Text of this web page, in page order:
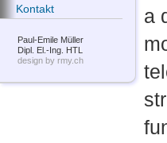
a
Kontakt
Paul-Emile Müller
Dipl. El.-Ing. HTL
design by rmy.ch